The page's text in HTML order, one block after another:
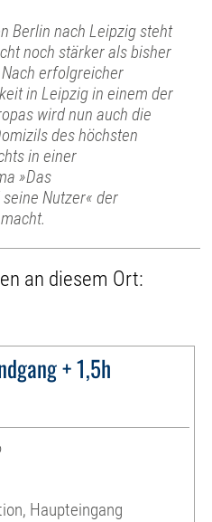
Berlin nach Leipzig steht
noch stärker als bisher
erfolgreicher
in Leipzig in einem der
wird nun auch die
des höchsten
in einer
»Das
Nutzer« der
an diesem Ort:
+ 1,5h
Haupteingang